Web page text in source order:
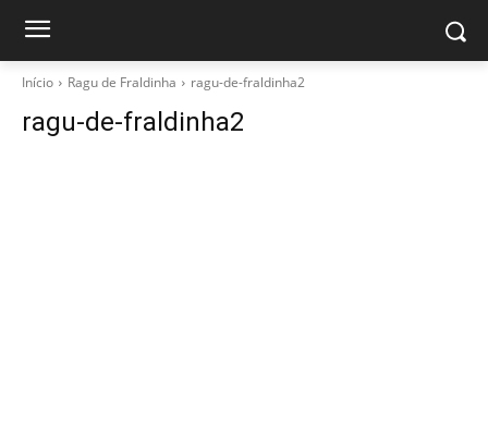
Início Ragu de Fraldinha ragu-de-fraldinha2
ragu-de-fraldinha2